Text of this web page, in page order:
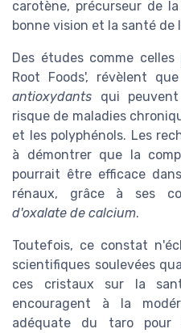
carotène, précurseur de
bonne vision et la santé de
Des études comme
Root Foods', révèlent
antioxydants qui
risque de maladies
et les polyphénols. Les
à démontrer que la
pourrait être efficace
rénaux, grâce à ses
d'oxalate de calcium.
Toutefois, ce constat
scientifiques soulevées
ces cristaux sur la
encouragent à la
adéquate du taro pour